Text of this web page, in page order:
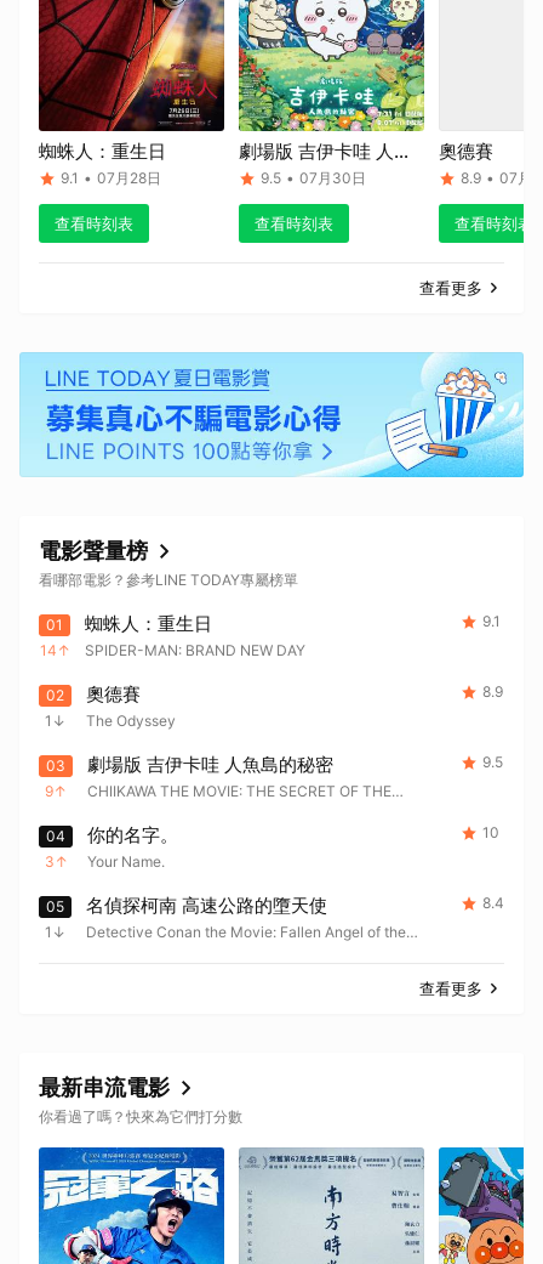
蜘蛛人：重生日
9.1 • 07月28日
查看時刻表
劇場版 吉伊卡哇 人魚
島的秘密
9.5 • 07月30日
查看時刻表
奧德賽
8.9 • 07月
查看時刻表
查看更多
電影聲量榜
看哪部電影？參考LINE TODAY專屬榜單
01
14
蜘蛛人：重生日
SPIDER-MAN: BRAND NEW DAY
9.1
02
1
奧德賽
The Odyssey
8.9
03
9
劇場版 吉伊卡哇 人魚島的秘密
CHIIKAWA THE MOVIE: THE SECRET OF THE
9.5
04
3
你的名字。
Your Name.
10
05
1
名偵探柯南 高速公路的墮天使
Detective Conan the Movie: Fallen Angel of the
8.4
查看更多
最新串流電影
你看過了嗎？快來為它們打分數
取消